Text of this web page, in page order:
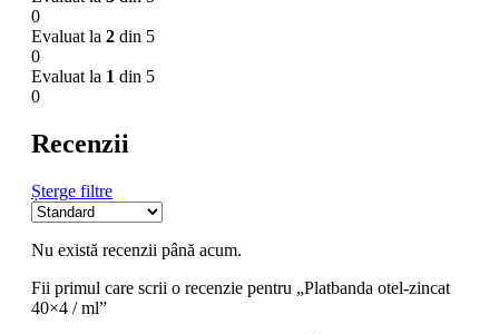
0
Evaluat la 2 din 5
0
Evaluat la 1 din 5
0
Recenzii
Șterge filtre
Nu există recenzii până acum.
Fii primul care scrii o recenzie pentru „Platbanda otel-zincat
40×4 / ml”